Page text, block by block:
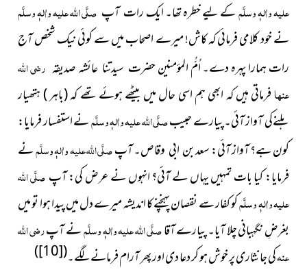
علیہ واٰلہٖ وسلَّمکے لیے خطرہ تھا۔ ایکرات آپ صلَّی اللہ علیہ واٰلہٖ وسلَّم
نے خود کلامی فرمائی کہ کاش! میرے اصحابمیں سے کوئی نیک شخص آج
رات ہمارا پہرہ دے۔ اُمُّ المؤمنینحضرت سیدتنا عائشہ صدیقہ رضی اللہ
عنہافرماتی ہیں کہ ابھی ہم اسی حالمیں بیٹھے ہوئے تھے کہ (باہر ) ہتھیار
ہلنےکی آواز آئی۔ پیارے حبیبصلَّی اللہ علیہ واٰلہٖ وسلَّمنے استفسار فرمایا:
کون ہے؟ آواز آئی:سعدبن ابی وقاص۔آپصلَّی اللہ علیہ واٰلہٖ وسلَّمنے
فرمایا: کیا بات تمہیں یہاںلے آئی؟ انہوں نے عرض کی: آپصلَّی اللہ
علیہ واٰلہٖ وسلَّمکو کفار سے نقصان پہنچنے کا اندیشہ میرے دل میں پیدا ہوا تو میں
بغرضِ نگہبانی چلا آیا۔ پیارے آقاصلَّی اللہ علیہ واٰلہٖ وسلَّمنے آپرضی اللہ
عنہکی جانثاری پر خوش ہو کر دعا دی اور پھر آرام فرمانے لگے۔(
[10]
)